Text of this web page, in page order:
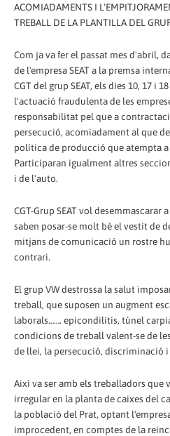
ACOMIADAMENTS I
TREBALL DE LA PLANTILLA DEL
Com ja va fer el passat mes d'abril,
de l'empresa SEAT a la premsa
CGT del grup SEAT, els dies 10, 17 i
l'actuació fraudulenta de les
responsabilitat pel que a
persecució, acomiadament al que
política de producció que atempta
Participaran igualment altres
i de l'auto.
CGT-Grup SEAT vol
saben posar-se molt bé el vestit de
mitjans de comunicació un rostre
contrari.
El grup VW destrossa la salut
treball, que suposen un augment
laborals……. epicondilitis, túnel
condicions de treball valent-se de
de llei, la persecució, discriminació
Així va ser amb els treballadors que
irregular en la planta de caixes del
la població del Prat, optant
improcedent, en comptes de la